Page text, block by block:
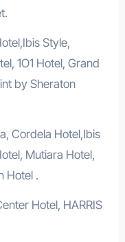
Style,
1O1 Hotel, Grand
by Sheraton
Cordela Hotel,Ibis
Mutiara Hotel,
Hotel .
Hotel, HARRIS